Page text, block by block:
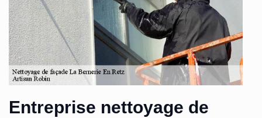
Entreprise nettoyage de